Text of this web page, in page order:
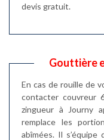
devis gratuit.
Gouttière
En cas de rouille de
contacter couvreur
zingueur à Journy
remplace les
abîmées. Il